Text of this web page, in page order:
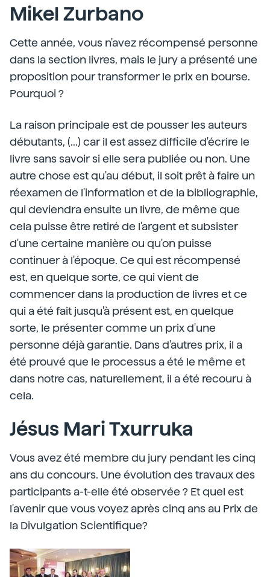
Mikel Zurbano
Cette année, vous n'avez récompensé personne
dans la section livres, mais le jury a présenté une
proposition pour transformer le prix en bourse.
Pourquoi ?
La raison principale est de pousser les auteurs
débutants, (...) car il est assez difficile d'écrire le
livre sans savoir si elle sera publiée ou non. Une
autre chose est qu'au début, il soit prêt à faire un
réexamen de l'information et de la bibliographie,
qui deviendra ensuite un livre, de même que
cela puisse être retiré de l'argent et subsister
d'une certaine manière ou qu'on puisse
continuer à l'époque. Ce qui est récompensé
est, en quelque sorte, ce qui vient de
commencer dans la production de livres et ce
qui a été fait jusqu'à présent est, en quelque
sorte, le présenter comme un prix d'une
personne déjà garantie. Dans d'autres prix, il a
été prouvé que le processus a été le même et
dans notre cas, naturellement, il a été recouru à
cela.
Jésus Mari Txurruka
Vous avez été membre du jury pendant les cinq
ans du concours. Une évolution des travaux des
participants a-t-elle été observée ? Et quel est
l'avenir que vous voyez après cinq ans au Prix de
la Divulgation Scientifique?